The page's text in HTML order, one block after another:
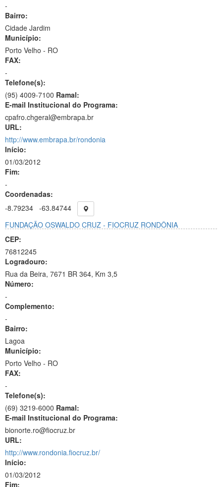
-
Bairro:
Cidade Jardim
Município:
Porto Velho - RO
FAX:
-
Telefone(s):
(95) 4009-7100 Ramal:
E-mail Institucional do Programa:
cpafro.chgeral@embrapa.br
URL:
http://www.embrapa.br/rondonia
Início:
01/03/2012
Fim:
-
Coordenadas:
-8.79234 -63.84744
FUNDAÇÃO OSWALDO CRUZ - FIOCRUZ RONDÔNIA
CEP:
76812245
Logradouro:
Rua da Beira, 7671 BR 364, Km 3,5
Número:
-
Complemento:
-
Bairro:
Lagoa
Município:
Porto Velho - RO
FAX:
-
Telefone(s):
(69) 3219-6000 Ramal:
E-mail Institucional do Programa:
bionorte.ro@fiocruz.br
URL:
http://www.rondonia.fiocruz.br/
Início:
01/03/2012
Fim: